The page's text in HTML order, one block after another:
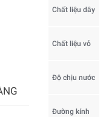
Chất liệu dây
Chất liệu vỏ
Độ chịu nước
Đường kính